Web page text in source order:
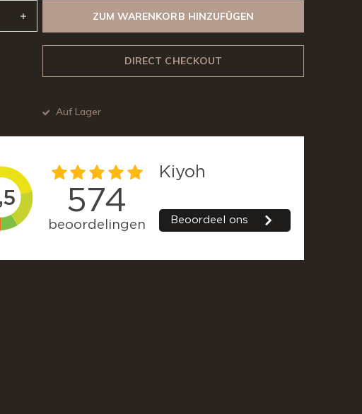
ZUM WARENKORB HINZUFÜGEN
DIRECT CHECKOUT
Auf Lager